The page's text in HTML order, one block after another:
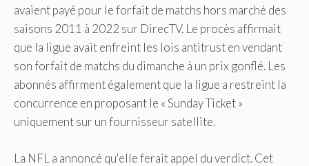
avaient payé pour le forfait de matchs hors marché des
saisons 2011 à 2022 sur DirecTV. Le procès affirmait
que la ligue avait enfreint les lois antitrust en vendant
son forfait de matchs du dimanche à un prix gonflé. Les
abonnés affirment également que la ligue a restreint la
concurrence en proposant le « Sunday Ticket »
uniquement sur un fournisseur satellite.
La NFL a annoncé qu'elle ferait appel du verdict. Cet